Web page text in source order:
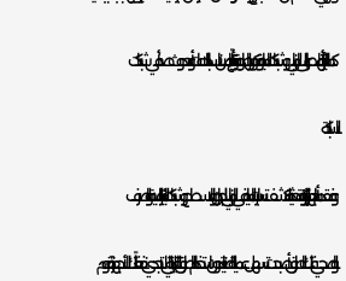
كما منها تأثير الأمطار على المباني وشبكات المياه وتكون الرطوبة وأحياناً تنتج من انسداد البلاعات أو حدوث صدأ في شبكات
السباكة.
و فقدمنا أجهزة إلكترونية حديثة لكشف تسربات المياه في المباني للجدران والاسطح وشبكات المياه الرئيسية والصرف
و الصحي، فتلك الطرق أصبحت تسهل عملية الصيانة دون استخدام الطرق التقليدية التي لا تجدي نفعاً، فتلك الأجهزة تقوم